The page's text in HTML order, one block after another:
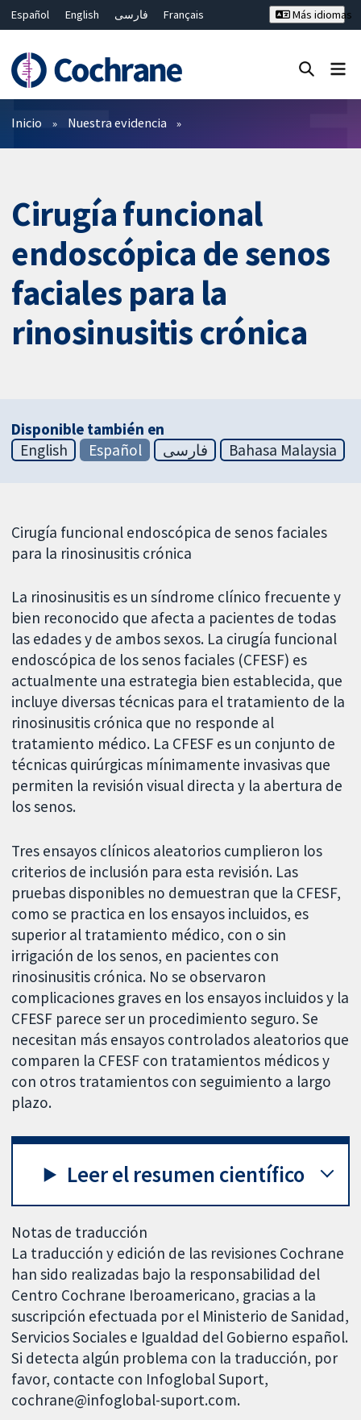
Español English فارسی
Français
Bahasa Malaysia
ไทย 繁體中文
Más idiomas
Filtros
Inicio Nuestra evidencia
Cirugía funcional
endoscópica de senos
faciales para la
rinosinusitis crónica
Disponible también en
English
Español فارسی Bahasa Malaysia
Cirugía funcional endoscópica de senos faciales
para la rinosinusitis crónica
La rinosinusitis es un síndrome clínico frecuente y
bien reconocido que afecta a pacientes de todas
las edades y de ambos sexos. La cirugía funcional
endoscópica de los senos faciales (CFESF) es
actualmente una estrategia bien establecida, que
incluye diversas técnicas para el tratamiento de la
rinosinusitis crónica que no responde al
tratamiento médico. La CFESF es un conjunto de
técnicas quirúrgicas mínimamente invasivas que
permiten la revisión visual directa y la abertura de
los senos.
Tres ensayos clínicos aleatorios cumplieron los
criterios de inclusión para esta revisión. Las
pruebas disponibles no demuestran que la CFESF,
como se practica en los ensayos incluidos, es
superior al tratamiento médico, con o sin
irrigación de los senos, en pacientes con
rinosinusitis crónica. No se observaron
complicaciones graves en los ensayos incluidos y la
CFESF parece ser un procedimiento seguro. Se
necesitan más ensayos controlados aleatorios que
comparen la CFESF con tratamientos médicos y
con otros tratamientos con seguimiento a largo
plazo.
Leer el resumen científico
Notas de traducción
La traducción y edición de las revisiones Cochrane
han sido realizadas bajo la responsabilidad del
Centro Cochrane Iberoamericano, gracias a la
suscripción efectuada por el Ministerio de Sanidad,
Servicios Sociales e Igualdad del Gobierno español.
Si detecta algún problema con la traducción, por
favor, contacte con Infoglobal Suport,
cochrane@infoglobal-suport.com.